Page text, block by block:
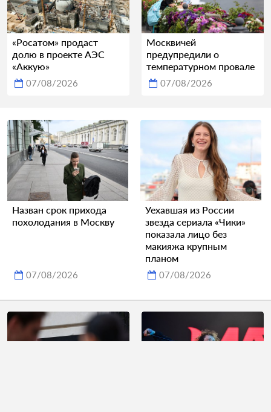
«Росатом» продаст
долю в проекте АЭС
«Аккую»
07/08/2026
Москвичей
предупредили о
температурном провале
07/08/2026
Назван срок прихода
похолодания в Москву
07/08/2026
Уехавшая из России
звезда сериала «Чики»
показала лицо без
макияжа крупным
планом
07/08/2026